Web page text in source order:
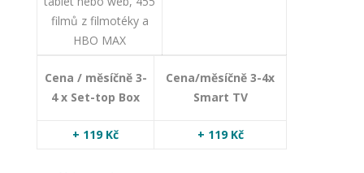
filmů z filmotéky a
HBO MAX
Cena / měsíčně 3-
4 x Set-top Box
Cena/měsíčně 3-4x
Smart TV
+ 119 Kč + 119 Kč